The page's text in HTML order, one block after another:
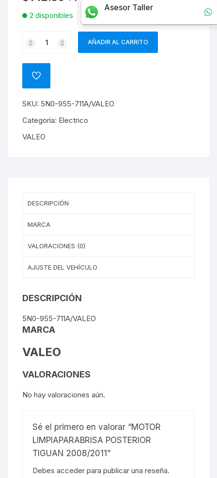
2 disponibles
LIMPIAPARABRISA
TIGUAN
2008/2011
AÑADIR AL CARRITO
ADD
SKU: 5N0-955-711A/VALEO
Categoría: Electrico
VALEO
DESCRIPCIÓN
MARCA
VALORACIONES (0)
AJUSTE DEL VEHÍCULO
DESCRIPCIÓN
5N0-955-711A/VALEO
MARCA
VALEO
VALORACIONES
No hay valoraciones aún.
Sé el primero en valorar “MOTOR
LIMPIAPARABRISA POSTERIOR
TIGUAN 2008/2011”
Debes acceder para publicar una reseña.
Asesor Taller